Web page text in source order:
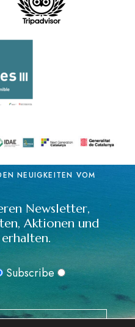
NEUIGKEITEN VOM
Newsletter,
Aktionen und
Subscribe